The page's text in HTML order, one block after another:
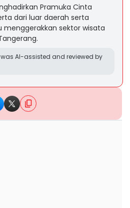
Pramuka Cinta
dari luar daerah serta
sektor wisata
AI-assisted and reviewed by